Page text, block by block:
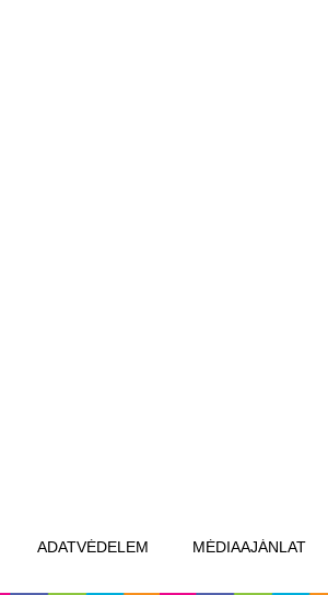
ADATVÉDELEM MÉDIAAJÁNLAT